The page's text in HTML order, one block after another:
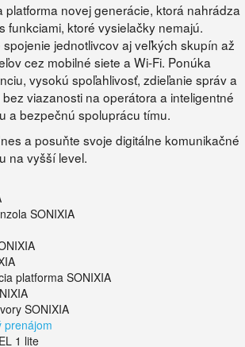
platforma novej generácie, ktorá nahrádza
funkciami, ktoré vysielačky nemajú.
jednotlivcov aj veľkých skupín až
cez mobilné siete a Wi-Fi. Ponúka
vysokú spoľahlivosť, zdieľanie správ a
viazanosti na operátora a inteligentné
a bezpečnú spoluprácu tímu.
a posuňte svoje digitálne komunikačné
na vyšší level.
SONIXIA
platforma SONIXIA
SONIXIA
prenájom
1 lite